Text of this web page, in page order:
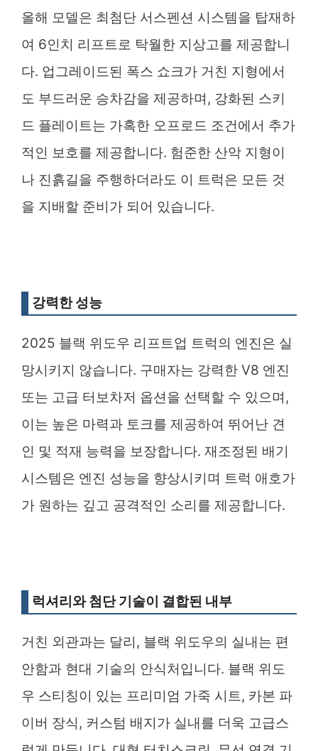
올해 모델은 최첨단 서스펜션 시스템을 탑재하
여 6인치 리프트로 탁월한 지상고를 제공합니
다. 업그레이드된 폭스 쇼크가 거친 지형에서
도 부드러운 승차감을 제공하며, 강화된 스키
드 플레이트는 가혹한 오프로드 조건에서 추가
적인 보호를 제공합니다. 험준한 산악 지형이
나 진흙길을 주행하더라도 이 트럭은 모든 것
을 지배할 준비가 되어 있습니다.
강력한 성능
2025 블랙 위도우 리프트업 트럭의 엔진은 실
망시키지 않습니다. 구매자는 강력한 V8 엔진
또는 고급 터보차저 옵션을 선택할 수 있으며,
이는 높은 마력과 토크를 제공하여 뛰어난 견
인 및 적재 능력을 보장합니다. 재조정된 배기
시스템은 엔진 성능을 향상시키며 트럭 애호가
가 원하는 깊고 공격적인 소리를 제공합니다.
럭셔리와 첨단 기술이 결합된 내부
거친 외관과는 달리, 블랙 위도우의 실내는 편
안함과 현대 기술의 안식처입니다. 블랙 위도
우 스티칭이 있는 프리미엄 가죽 시트, 카본 파
이버 장식, 커스텀 배지가 실내를 더욱 고급스